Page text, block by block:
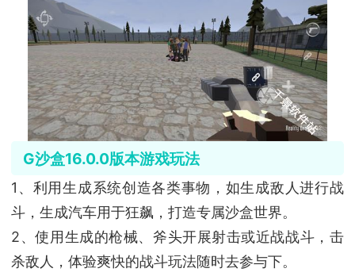
G沙盒16.0.0版本游戏玩法
1、利用生成系统创造各类事物，如生成敌人进行战
斗，生成汽车用于狂飙，打造专属沙盒世界。
2、使用生成的枪械、斧头开展射击或近战战斗，击
杀敌人，体验爽快的战斗玩法随时去参与下。